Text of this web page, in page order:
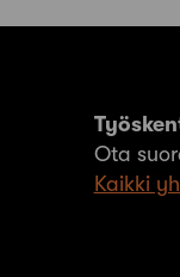
Ota
Kaikki